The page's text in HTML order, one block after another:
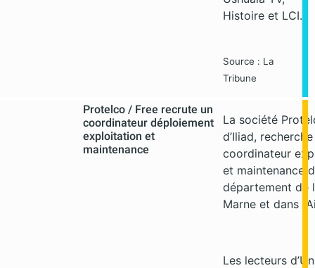
Histoire et LCI.
Source : La
Tribune
Protelco / Free recrute un
coordinateur déploiement
exploitation et
maintenance
La société
d’Iliad,
coordinateur
et maintenance
département de
Marne et dans
Les lecteurs